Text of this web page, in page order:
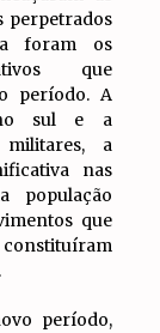
perpetrados
foram os
que
período. A
no sul e a
militares, a
nas
população
que
período,